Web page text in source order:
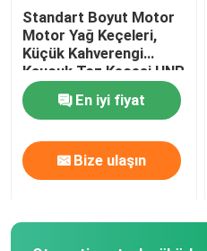
Vana kök petrol mühürler
Motor Tamir Parçaları
Elyaf Bezi Paketleme
Standart Boyut Motor
Motor Yağ Keçeleri,
Küçük Kahverengi
Kauçuk Toz Keçesi HNR
Materyal
En iyi fiyat
Bize ulaşın